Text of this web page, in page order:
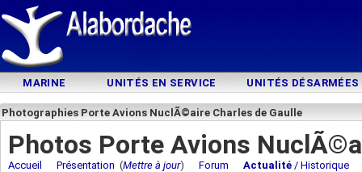
MARINE UNITÉS EN SERVICE UNITÉS DÉSARMÉES
Photographies Porte Avions NuclÃ©aire Charles de Gaulle
Photos Porte Avions
Accueil Présentation (Mettre à jour) Forum Actualité / Historique